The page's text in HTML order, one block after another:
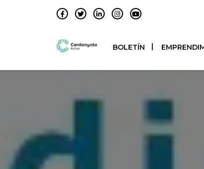
BOLETÍN